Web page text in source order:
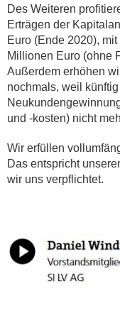
Des Weiteren
Erträgen der
Euro (Ende 2020),
Millionen Euro (ohne
Außerdem erhöhen
nochmals, weil
und -kosten) nicht
Wir erfüllen
Das entspricht
wir uns verpflichtet.